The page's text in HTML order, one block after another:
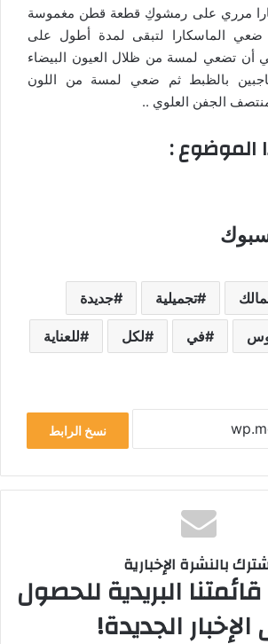
مرري على رمشوكِ قطعة قطن مغموسة
ضعي الماسكارا لتبقى لمدة أطول على
أن تضعي لمسة من ظلال العيون البيضاء
بالظبط ثم ضعي لمسة من اللون
الجفن العلوي ..
الموضوع :
تجميلية جديدة
في لكل للعناية
نسخ الرابط
بالنشرة الإخبارية
البريدية للحصول
الجديدة!